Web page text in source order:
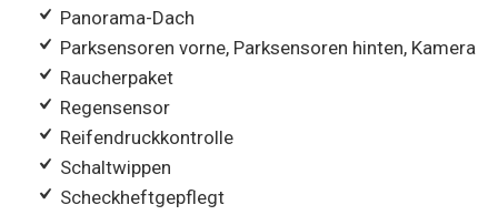
Panorama-Dach
Parksensoren vorne, Parksensoren hinten, Kamera
Raucherpaket
Regensensor
Reifendruckkontrolle
Schaltwippen
Scheckheftgepflegt